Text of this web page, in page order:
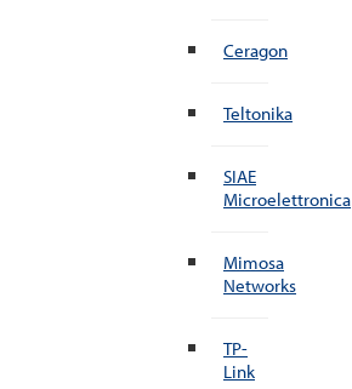
Ceragon
Teltonika
SIAE
Microelettronica
Mimosa
Networks
TP-
Link